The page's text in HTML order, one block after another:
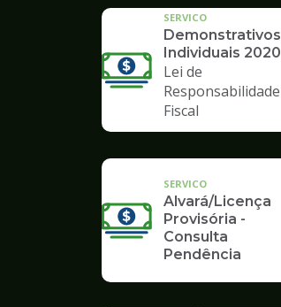
SERVICO
Demonstrativos
Individuais 2020
Lei de
Responsabilidade
Fiscal
SERVICO
Alvará/Licença
Provisória -
Consulta
Pendência